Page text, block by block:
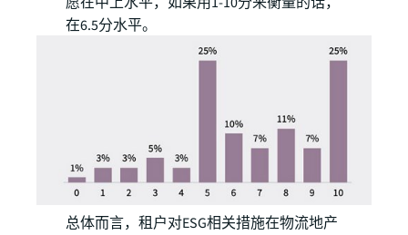
在6.5分水平。
总体而言，租户对ESG相关措施在物流地产